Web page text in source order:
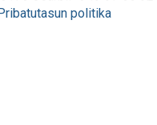
politika